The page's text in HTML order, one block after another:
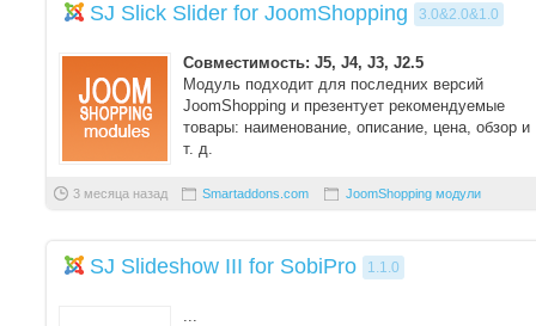
SJ Slick Slider for JoomShopping 3.0&2.0&1.0
Совместимость: J5, J4, J3, J2.5
Модуль подходит для последних версий
JoomShopping и презентует рекомендуемые
товары: наименование, описание, цена, обзор и
т. д.
3 месяца назад Smartaddons.com JoomShopping модули
SJ Slideshow III for SobiPro 1.1.0
...